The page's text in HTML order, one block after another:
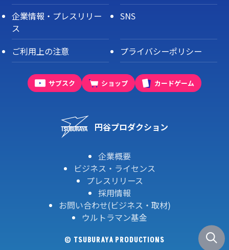
企業情報・プレスリリー
ス
SNS
ご利用上の注意 プライバシーポリシー
サブスク ショップ カードゲーム
円谷プロダクション
企業概要
ビジネス・ライセンス
プレスリリース
採用情報
お問い合わせ(ビジネス・取材)
ウルトラマン基金
© TSUBURAYA PRODUCTIONS